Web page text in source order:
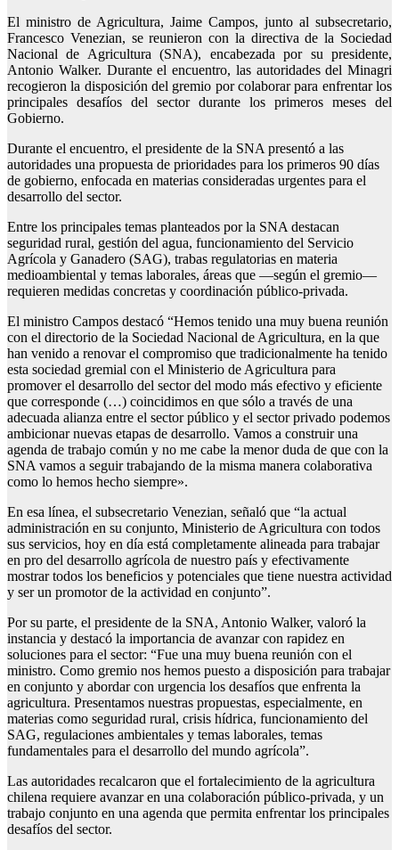
El ministro de Agricultura, Jaime Campos, junto al subsecretario,
Francesco Venezian, se reunieron con la directiva de la Sociedad
Nacional de Agricultura (SNA), encabezada por su presidente,
Antonio Walker. Durante el encuentro, las autoridades del Minagri
recogieron la disposición del gremio por colaborar para enfrentar los
principales desafíos del sector durante los primeros meses del
Gobierno.
Durante el encuentro, el presidente de la SNA presentó a las
autoridades una propuesta de prioridades para los primeros 90 días
de gobierno, enfocada en materias consideradas urgentes para el
desarrollo del sector.
Entre los principales temas planteados por la SNA destacan
seguridad rural, gestión del agua, funcionamiento del Servicio
Agrícola y Ganadero (SAG), trabas regulatorias en materia
medioambiental y temas laborales, áreas que —según el gremio—
requieren medidas concretas y coordinación público-privada.
El ministro Campos destacó “Hemos tenido una muy buena reunión
con el directorio de la Sociedad Nacional de Agricultura, en la que
han venido a renovar el compromiso que tradicionalmente ha tenido
esta sociedad gremial con el Ministerio de Agricultura para
promover el desarrollo del sector del modo más efectivo y eficiente
que corresponde (…) coincidimos en que sólo a través de una
adecuada alianza entre el sector público y el sector privado podemos
ambicionar nuevas etapas de desarrollo. Vamos a construir una
agenda de trabajo común y no me cabe la menor duda de que con la
SNA vamos a seguir trabajando de la misma manera colaborativa
como lo hemos hecho siempre».
En esa línea, el subsecretario Venezian, señaló que “la actual
administración en su conjunto, Ministerio de Agricultura con todos
sus servicios, hoy en día está completamente alineada para trabajar
en pro del desarrollo agrícola de nuestro país y efectivamente
mostrar todos los beneficios y potenciales que tiene nuestra actividad
y ser un promotor de la actividad en conjunto”.
Por su parte, el presidente de la SNA, Antonio Walker, valoró la
instancia y destacó la importancia de avanzar con rapidez en
soluciones para el sector: “Fue una muy buena reunión con el
ministro. Como gremio nos hemos puesto a disposición para trabajar
en conjunto y abordar con urgencia los desafíos que enfrenta la
agricultura. Presentamos nuestras propuestas, especialmente, en
materias como seguridad rural, crisis hídrica, funcionamiento del
SAG, regulaciones ambientales y temas laborales, temas
fundamentales para el desarrollo del mundo agrícola”.
Las autoridades recalcaron que el fortalecimiento de la agricultura
chilena requiere avanzar en una colaboración público-privada, y un
trabajo conjunto en una agenda que permita enfrentar los principales
desafíos del sector.